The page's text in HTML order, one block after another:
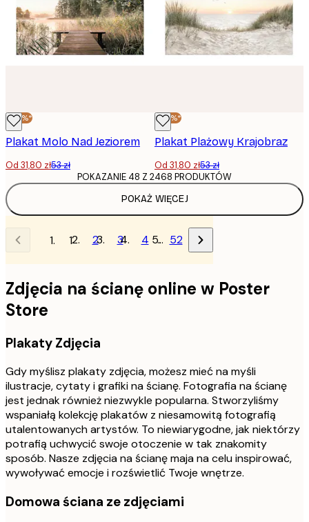
-40%*
Plakat Molo Nad Jeziorem
Od 31,80 zł53 zł
-40%*
Plakat Plażowy Krajobraz
Od 31,80 zł53 zł
POKAŻ WIĘCEJ
POKAZANIE 48 Z 2468 PRODUKTÓW
1 2 3 4 … 52
Zdjęcia na ścianę online w Poster
Store
Plakaty Zdjęcia
Gdy myślisz plakaty zdjęcia, możesz mieć na myśli
ilustracje, cytaty i grafiki na ścianę. Fotografia na ścianę
jest jednak również niezwykle popularna. Stworzyliśmy
wspaniałą kolekcję plakatów z niesamowitą fotografią
utalentowanych artystów. To niewiarygodne, jak niektórzy
potrafią uchwycić swoje otoczenie w tak znakomity
sposób. Nasze zdjęcia na ścianę maja na celu inspirować,
wywoływać emocje i rozświetlić Twoje wnętrze.
Domowa ściana ze zdjęciami